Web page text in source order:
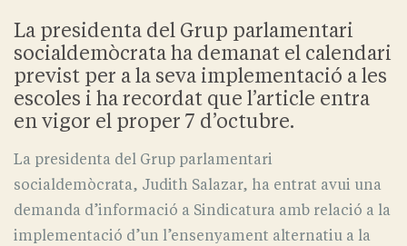
La presidenta del Grup parlamentari
socialdemòcrata ha demanat el calendari
previst per a la seva implementació a les
escoles i ha recordat que l’article entra
en vigor el proper 7 d’octubre.
La presidenta del Grup parlamentari
socialdemòcrata, Judith Salazar, ha entrat avui una
demanda d’informació a Sindicatura amb relació a la
implementació d’un l’ensenyament alternatiu a la